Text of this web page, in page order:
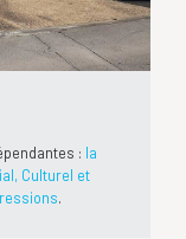
: la
Culturel et
.